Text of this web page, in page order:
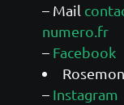
– Mail
numero.fr
– Facebook
– Instagram